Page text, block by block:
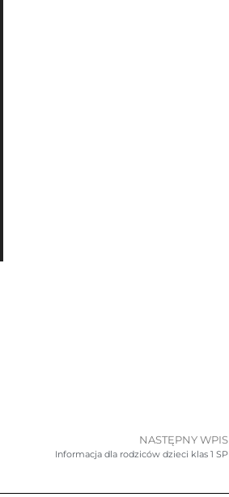
NASTĘPNY WPIS
Informacja dla rodziców dzieci klas 1 SP